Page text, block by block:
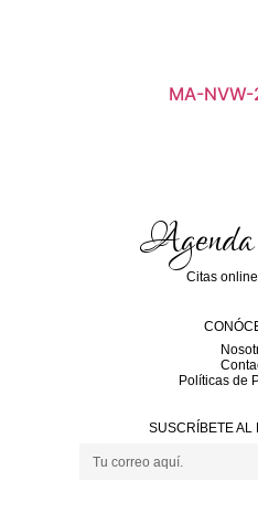
MA-
Agenda
Citas
Políticas de
SUSCRÍBETE AL